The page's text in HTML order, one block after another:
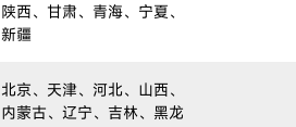
陕西、甘肃、青海、宁夏、
新疆
北京、天津、河北、山西、
内蒙古、辽宁、吉林、黑龙